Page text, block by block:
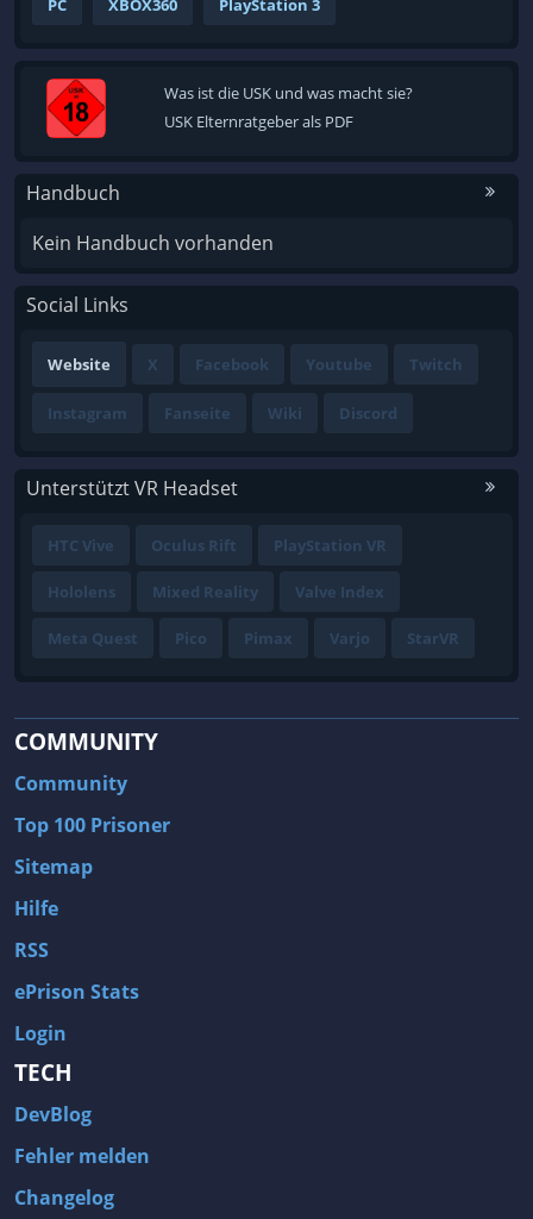
PC XBOX360 PlayStation 3
Was ist die USK und was macht sie?
USK Elternratgeber als PDF
Handbuch
Kein Handbuch vorhanden
Social Links
Website X Facebook Youtube Twitch
Instagram Fanseite Wiki Discord
Unterstützt VR Headset
HTC Vive Oculus Rift PlayStation VR
Hololens Mixed Reality Valve Index
Meta Quest Pico Pimax Varjo StarVR
COMMUNITY
Community
Top 100 Prisoner
Sitemap
Hilfe
RSS
ePrison Stats
Login
TECH
DevBlog
Fehler melden
Changelog